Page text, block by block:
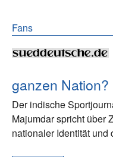
Fans
ganzen Nation?
Der indische
Majumdar spricht über
nationaler Identität und